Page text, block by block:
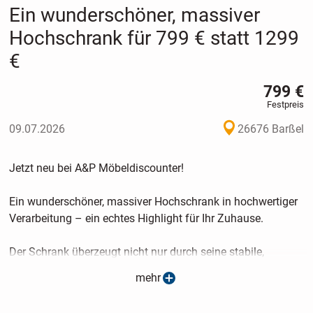
Ein wunderschöner, massiver
Hochschrank für 799 € statt 1299
€
799 €
Festpreis
09.07.2026 26676 Barßel
Jetzt neu bei A&P Möbeldiscounter!
Ein wunderschöner, massiver Hochschrank in hochwertiger
Verarbeitung – ein echtes Highlight für Ihr Zuhause.
Der Schrank überzeugt nicht nur durch seine stabile,
massive Bauweise, sondern auch durch seine edlen
Metallgriffe und die integrierte Soft-Close-Funktion in den
mehr